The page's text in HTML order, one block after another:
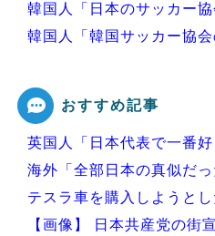
韓国人「日本のサッカー
韓国人「韓国サッカー協
Powered by livedoor 相互
おすすめ記事
英国人「日本代表で一番
海外「全部日本の真似だ
テスラ車を購入しようと
【画像】 日本共産党の街